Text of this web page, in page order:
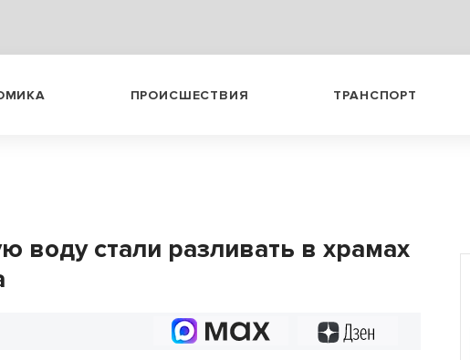
ПРОИСШЕСТВИЯ ТРАНСПОРТ
воду стали разливать в храмах